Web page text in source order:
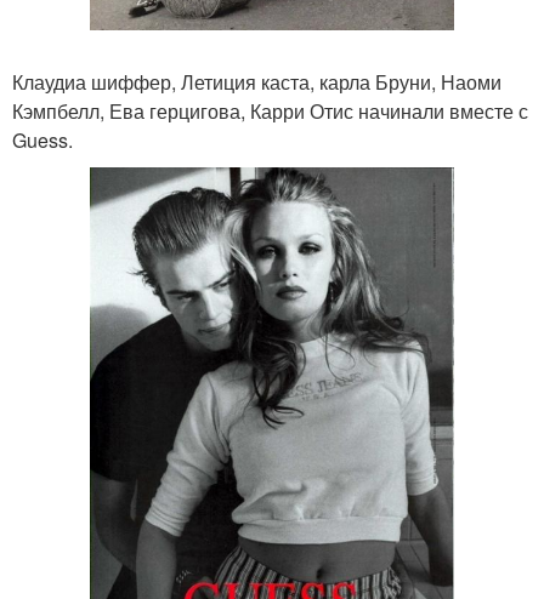
Клаудиа шиффер, Летиция каста, карла Бруни, Наоми
Кэмпбелл, Ева герцигова, Карри Отис начинали вместе с
Guess.